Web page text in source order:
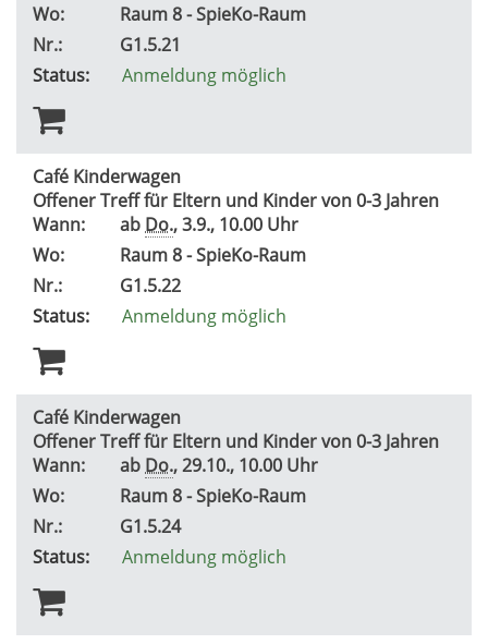
Wo:
Raum 8 - SpieKo-Raum
Nr.:
G1.5.21
Status:
Anmeldung möglich
Café Kinderwagen
Offener Treff für Eltern und Kinder von 0-3 Jahren
Wann:
ab Do., 3.9., 10.00 Uhr
Wo:
Raum 8 - SpieKo-Raum
Nr.:
G1.5.22
Status:
Anmeldung möglich
Café Kinderwagen
Offener Treff für Eltern und Kinder von 0-3 Jahren
Wann:
ab Do., 29.10., 10.00 Uhr
Wo:
Raum 8 - SpieKo-Raum
Nr.:
G1.5.24
Status:
Anmeldung möglich